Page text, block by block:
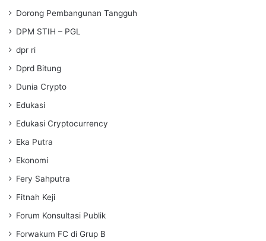
Dorong Pembangunan Tangguh
DPM STIH – PGL
dpr ri
Dprd Bitung
Dunia Crypto
Edukasi
Edukasi Cryptocurrency
Eka Putra
Ekonomi
Fery Sahputra
Fitnah Keji
Forum Konsultasi Publik
Forwakum FC di Grup B